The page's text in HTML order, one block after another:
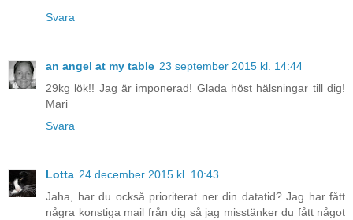
Svara
an angel at my table 23 september 2015 kl. 14:44
29kg lök!! Jag är imponerad! Glada höst hälsningar till dig!
Mari
Svara
Lotta 24 december 2015 kl. 10:43
Jaha, har du också prioriterat ner din datatid? Jag har fått
några konstiga mail från dig så jag misstänker du fått något